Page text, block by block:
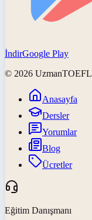
İndirGoogle Play
© 2026 UzmanTOEFL
Anasayfa
Dersler
Yorumlar
Blog
Ücretler
Eğitim Danışmanı